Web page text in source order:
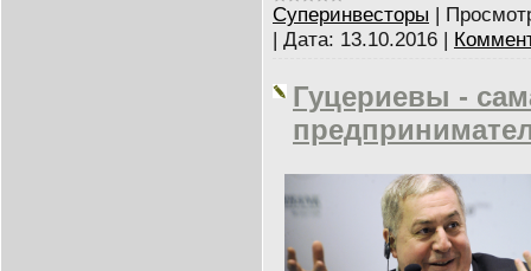
Суперинвесторы |
| Дата: 13.10.2016 |
Гуцериевы -